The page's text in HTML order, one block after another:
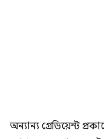
অন্যান্য গ্রেডিয়েন্ট